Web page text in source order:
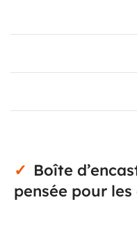
Boîte
pensée pour